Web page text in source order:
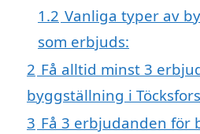
1.2 Vanliga typer av
som erbjuds:
2 Få alltid minst 3
byggställning i Töcksfors
3 Få 3 erbjudanden för